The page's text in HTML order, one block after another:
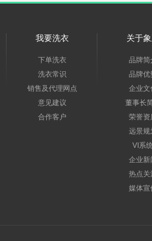
我要洗衣
下单洗衣
洗衣常识
销售及代理网点
意见建议
合作客户
关于
品牌简
品牌优
企业文
董事长
荣誉资
远景规
VI系
企业新
热点关
媒体宣